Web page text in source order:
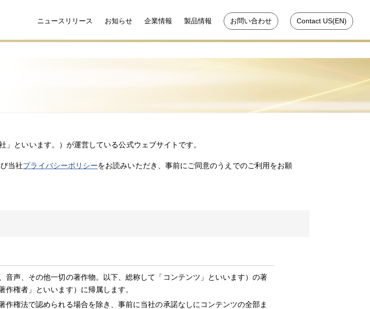
ニュースリリース お知らせ 企業情報 製品情報 お問い合わせ Contact US(EN)
といいます。）が運営している公式ウェブサイトです。
当社プライバシーポリシーをお読みいただき、事前にご同意のうえでのご利用をお願
声、その他一切の著作物。以下、総称して「コンテンツ」といいます）の著
権者」といいます）に帰属します。
権法で認められる場合を除き、事前に当社の承諾なしにコンテンツの全部ま